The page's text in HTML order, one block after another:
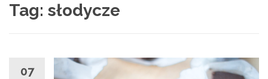
Tag: słodycze
07